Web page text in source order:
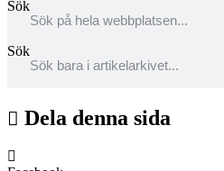
Sök
Sök
Dela denna sida